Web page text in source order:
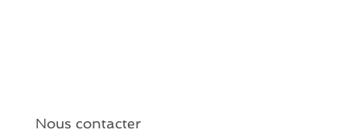
Nous contacter